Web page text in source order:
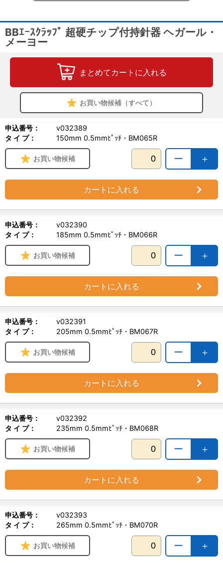
BBｴｰｽｸﾗｯﾌﾟ 超硬チップ付持針器 ヘガール・
メーヨー
まとめてカートに入れる
お買い物候補（すべて）
申込番号：
v032389
タ イ プ：
150mm 0.5mmﾋﾟｯﾁ・BM065R
＋
ー
お買い物候補
カートに入れる
申込番号：
v032390
タ イ プ：
185mm 0.5mmﾋﾟｯﾁ・BM066R
＋
ー
お買い物候補
カートに入れる
申込番号：
v032391
タ イ プ：
205mm 0.5mmﾋﾟｯﾁ・BM067R
＋
ー
お買い物候補
カートに入れる
申込番号：
v032392
タ イ プ：
235mm 0.5mmﾋﾟｯﾁ・BM068R
＋
ー
お買い物候補
カートに入れる
申込番号：
v032393
タ イ プ：
265mm 0.5mmﾋﾟｯﾁ・BM070R
＋
ー
お買い物候補